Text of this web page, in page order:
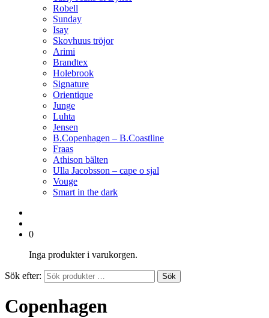
Robell
Sunday
Isay
Skovhuus tröjor
Arimi
Brandtex
Holebrook
Signature
Orientique
Junge
Luhta
Jensen
B.Copenhagen – B.Coastline
Fraas
Athison bälten
Ulla Jacobsson – cape o sjal
Vouge
Smart in the dark
0
Inga produkter i varukorgen.
Sök efter: Sök
Copenhagen